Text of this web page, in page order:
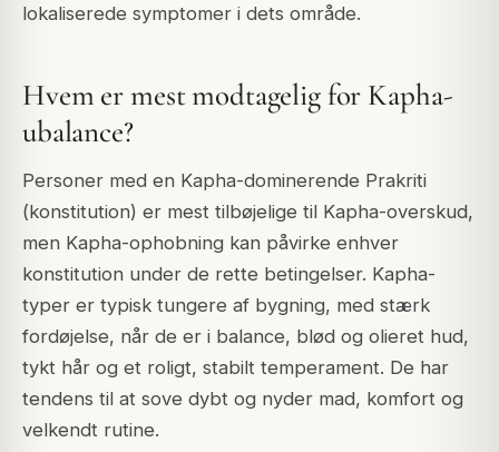
lokaliserede symptomer i dets område.
Hvem er mest modtagelig for Kapha-
ubalance?
Personer med en Kapha-dominerende Prakriti
(konstitution) er mest tilbøjelige til Kapha-overskud,
men Kapha-ophobning kan påvirke enhver
konstitution under de rette betingelser. Kapha-
typer er typisk tungere af bygning, med stærk
fordøjelse, når de er i balance, blød og olieret hud,
tykt hår og et roligt, stabilt temperament. De har
tendens til at sove dybt og nyder mad, komfort og
velkendt rutine.